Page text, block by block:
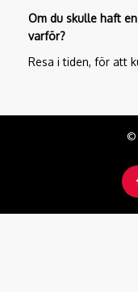
Om du skulle haft
varför?
Resa i tiden, för att
©